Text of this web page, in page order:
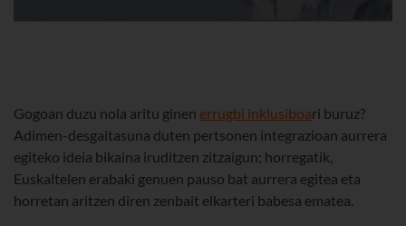
Gogoan duzu nola aritu ginen errugbi inklusiboari buruz?
Adimen-desgaitasuna duten pertsonen integrazioan aurrera
egiteko ideia bikaina iruditzen zitzaigun; horregatik,
Euskaltelen erabaki genuen pauso bat aurrera egitea eta
horretan aritzen diren zenbait elkarteri babesa ematea.